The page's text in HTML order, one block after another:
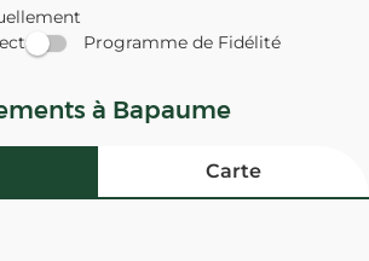
Programme de Fidélité
à Bapaume
Carte